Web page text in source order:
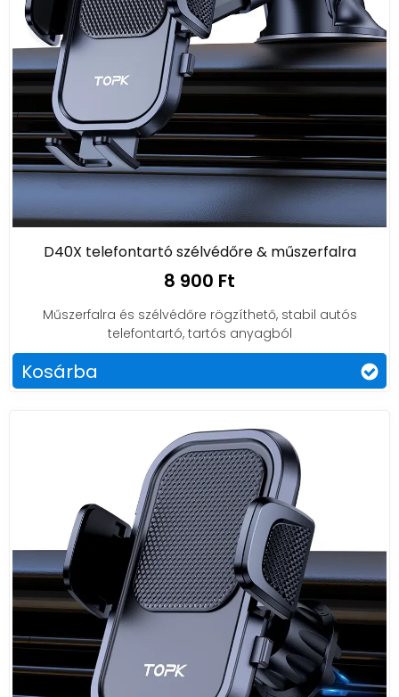
D40X telefontartó szélvédőre & műszerfalra
8 900 Ft
Műszerfalra és szélvédőre rögzíthető, stabil autós
telefontartó, tartós anyagból
Kosárba